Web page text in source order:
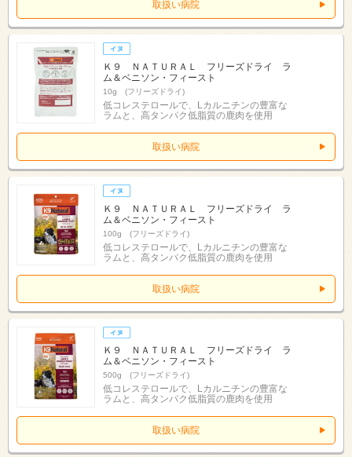
取扱い病院
Ｋ９ ＮＡＴＵＲＡＬ フリーズドライ ラ
ム＆ベニソン・フィースト
10g (フリーズドライ)
低コレステロールで、Lカルニチンの豊富な
ラムと、高タンパク低脂質の鹿肉を使用
取扱い病院
Ｋ９ ＮＡＴＵＲＡＬ フリーズドライ ラ
ム＆ベニソン・フィースト
100g (フリーズドライ)
低コレステロールで、Lカルニチンの豊富な
ラムと、高タンパク低脂質の鹿肉を使用
取扱い病院
Ｋ９ ＮＡＴＵＲＡＬ フリーズドライ ラ
ム＆ベニソン・フィースト
500g (フリーズドライ)
低コレステロールで、Lカルニチンの豊富な
ラムと、高タンパク低脂質の鹿肉を使用
取扱い病院